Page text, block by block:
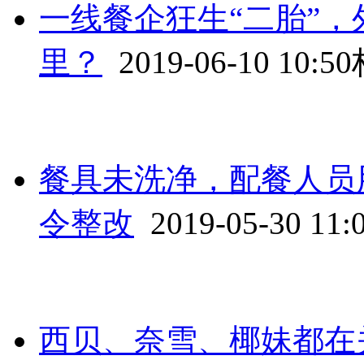
一线餐企狂生“二胎”
里？
2019-06-10 10:50
餐具未洗净，配餐人
令整改 2019-05-30
西贝、奈雪、椰妹都